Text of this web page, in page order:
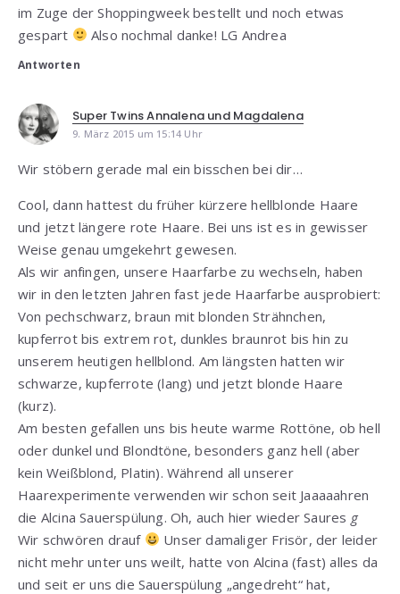
im Zuge der Shoppingweek bestellt und noch etwas
gespart
Also nochmal danke! LG Andrea
Antworten
Super Twins Annalena und Magdalena
9. März 2015 um 15:14 Uhr
Wir stöbern gerade mal ein bisschen bei dir…
Cool, dann hattest du früher kürzere hellblonde Haare
und jetzt längere rote Haare. Bei uns ist es in gewisser
Weise genau umgekehrt gewesen.
Als wir anfingen, unsere Haarfarbe zu wechseln, haben
wir in den letzten Jahren fast jede Haarfarbe ausprobiert:
Von pechschwarz, braun mit blonden Strähnchen,
kupferrot bis extrem rot, dunkles braunrot bis hin zu
unserem heutigen hellblond. Am längsten hatten wir
schwarze, kupferrote (lang) und jetzt blonde Haare
(kurz).
Am besten gefallen uns bis heute warme Rottöne, ob hell
oder dunkel und Blondtöne, besonders ganz hell (aber
kein Weißblond, Platin). Während all unserer
Haarexperimente verwenden wir schon seit Jaaaaahren
die Alcina Sauerspülung. Oh, auch hier wieder Saures g
Wir schwören drauf
Unser damaliger Frisör, der leider
nicht mehr unter uns weilt, hatte von Alcina (fast) alles da
und seit er uns die Sauerspülung „angedreht“ hat,